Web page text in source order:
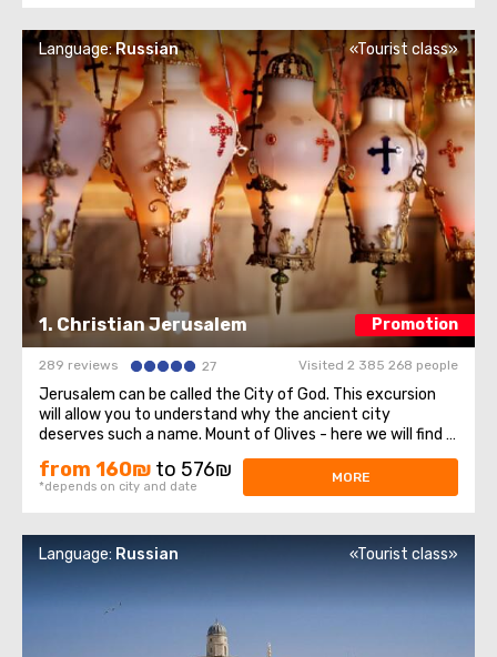
1. Christian Jerusalem Promotion
Language:Russian «Tourist class»
289 reviews 27 Visited 2 385 268 people
Jerusalem can be called the City of God. This excursion
will allow you to understand why the ancient city
deserves such a name. Mount of Olives - here we will find a
stunning view of olive groves, mountains and Jerusalem
itself. On The mountain and its surroundings have many
attractions, three of which ...
from 160₪ to 576₪
*depends on city and date
MORE
Language: Russian «Tourist class»